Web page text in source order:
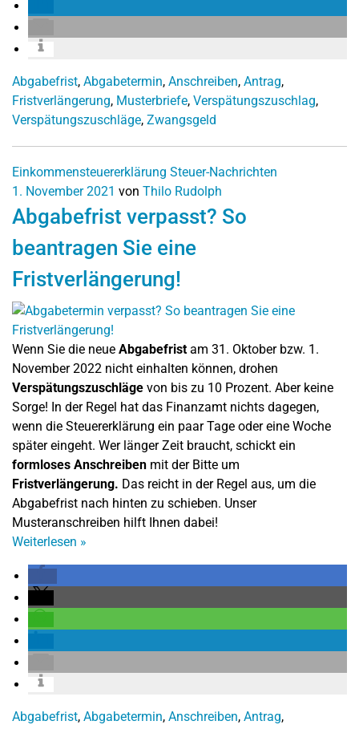
Abgabefrist, Abgabetermin, Anschreiben, Antrag,
Fristverlängerung, Musterbriefe, Verspätungszuschlag,
Verspätungszuschläge, Zwangsgeld
Einkommensteuererklärung Steuer-Nachrichten
1. November 2021 von Thilo Rudolph
Abgabefrist verpasst? So
beantragen Sie eine
Fristverlängerung!
Wenn Sie die neue Abgabefristam 31. Oktober bzw. 1.
November 2022 nicht einhalten können, drohen
Verspätungszuschläge von bis zu 10 Prozent. Aber keine
Sorge! In der Regel hat das Finanzamt nichts dagegen,
wenn die Steuererklärung ein paar Tage oder eine Woche
später eingeht. Wer länger Zeit braucht, schickt ein
formloses Anschreiben mit der Bitte um
Fristverlängerung. Das reicht in der Regel aus, um die
Abgabefrist nach hinten zu schieben. Unser
Musteranschreiben hilft Ihnen dabei!
Weiterlesen »
Abgabefrist, Abgabetermin, Anschreiben, Antrag,